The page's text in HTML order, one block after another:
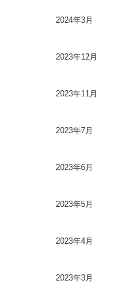
2024年3月
2023年12月
2023年11月
2023年7月
2023年6月
2023年5月
2023年4月
2023年3月